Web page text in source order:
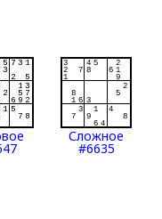
Сложное
#6635